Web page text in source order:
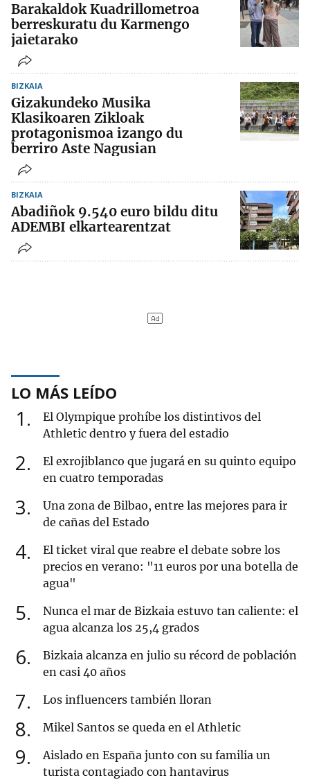
Barakaldok Kuadrillometroa
berreskuratu du Karmengo
jaietarako
BIZKAIA
Gizakundeko Musika
Klasikoaren Zikloak
protagonismoa izango du
berriro Aste Nagusian
BIZKAIA
Abadiñok 9.540 euro bildu ditu
ADEMBI elkartearentzat
LO MÁS LEÍDO
1
El Olympique prohíbe los distintivos del
Athletic dentro y fuera del estadio
2
El exrojiblanco que jugará en su quinto equipo
en cuatro temporadas
3
Una zona de Bilbao, entre las mejores para ir
de cañas del Estado
4
El ticket viral que reabre el debate sobre los
precios en verano: "11 euros por una botella de
agua"
5
Nunca el mar de Bizkaia estuvo tan caliente: el
agua alcanza los 25,4 grados
6
Bizkaia alcanza en julio su récord de población
en casi 40 años
7 Los influencers también lloran
8 Mikel Santos se queda en el Athletic
9
Aislado en España junto con su familia un
turista contagiado con hantavirus